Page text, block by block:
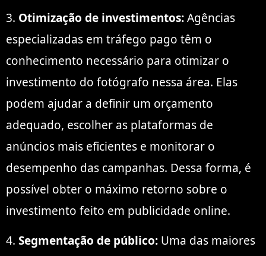
3. Otimização de investimentos:Agências
especializadas em tráfego pago têm o
conhecimento necessário para otimizar o
investimento do fotógrafo nessa área. Elas
podem ajudar a definir um orçamento
adequado, escolher as plataformas de
anúncios mais eficientes e monitorar o
desempenho das campanhas. Dessa forma, é
possível obter o máximo retorno sobre o
investimento feito em publicidade online.
4. Segmentação de público: Uma das maiores